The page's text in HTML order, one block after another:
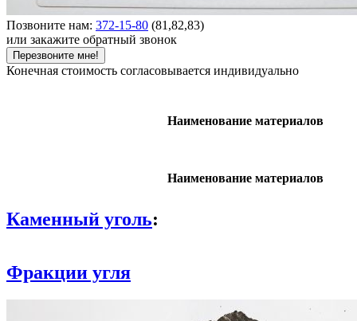
Позвоните нам: 372-15-80 (81,82,83)
или закажите обратный звонок
Перезвоните мне!
Конечная стоимость согласовывается индивидуально
Наименование материалов
Наименование материалов
Каменный уголь:
Фракции угля